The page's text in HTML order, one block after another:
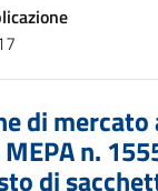
di
MEPA n.
di